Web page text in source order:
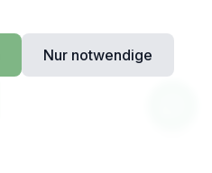
Nur notwendige